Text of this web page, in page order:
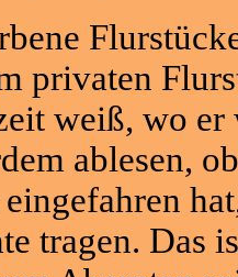
privaten
weiß, wo er
ablesen,
tragen. Das